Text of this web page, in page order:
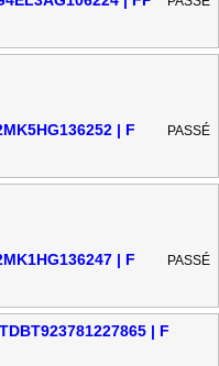
| F
PASSÉ
| F
PASSÉ
| F